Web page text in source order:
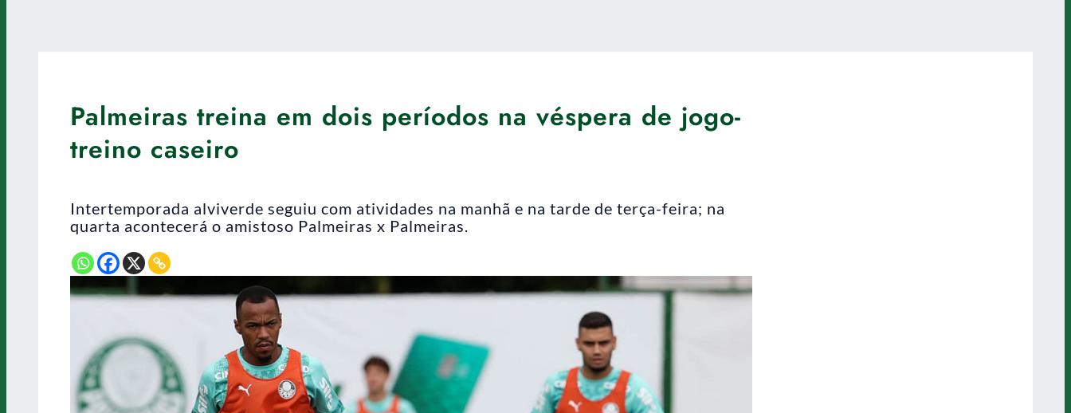
Palmeiras treina em dois períodos na véspera de jogo-
treino caseiro
Intertemporada alviverde seguiu com atividades na manhã e na tarde de terça-feira; na
quarta acontecerá o amistoso Palmeiras x Palmeiras.